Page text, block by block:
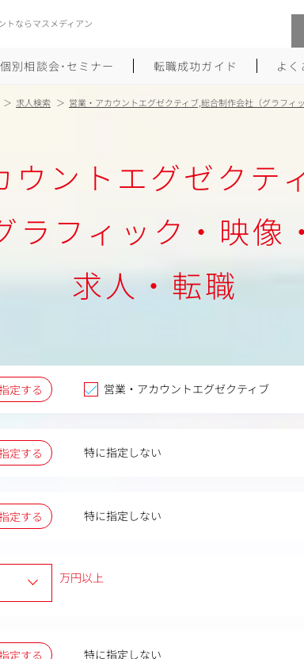
トならマスメディアン
個別相談会･セミナー 転職成功ガイド
歴書のつくり方
ートフォリオのつくり方
大手広告会社への転職
しゅふクリ･ママクリ転職
年収アップ転職
よく
求人検索 営業・アカウントエグゼクティブ,総合制作会社（グラフィ
ウントエグゼクテ
ラフィック・映像
求人・転職
定する 営業・アカウントエグゼクティブ
定する 特に指定しない
定する 特に指定しない
万円以上
定する 特に指定しない